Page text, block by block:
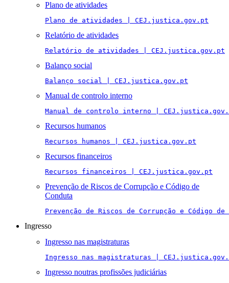
Plano de atividades
Plano de atividades | CEJ.justica.gov.pt
Relatório de atividades
Relatório de atividades | CEJ.justica.gov.pt
Balanço social
Balanço social | CEJ.justica.gov.pt
Manual de controlo interno
Manual de controlo interno |
Recursos humanos
Recursos humanos | CEJ.justica.gov.pt
Recursos financeiros
Recursos financeiros | CEJ.justica.gov.pt
Prevenção de Riscos de Corrupção e Código de
Conduta
Prevenção de Riscos de Corrupção e Código
Ingresso
Ingresso nas magistraturas
Ingresso nas magistraturas |
Ingresso noutras profissões judiciárias